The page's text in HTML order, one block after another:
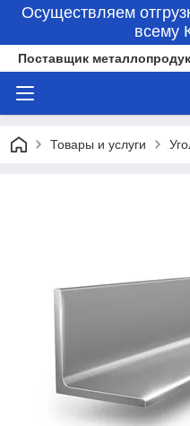
Осуществляем
всему
Поставщик
Товары и услуги